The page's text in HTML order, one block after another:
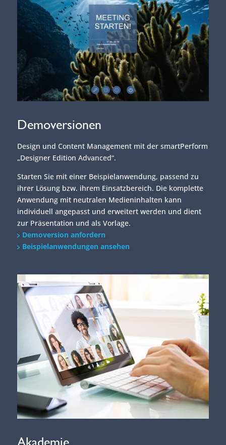
Demoversionen
Design und Content Management mit der smartPerform
„Designer Edition Advanced“.
Starten Sie mit einer Beispielanwendung, passend zu
ihrer Lösung bzw. ihrem Einsatzbereich. Die komplette
Anwendung mit neutralen Medieninhalten kann
individuell angepasst und erweitert werden und dient
zur Präsentation und als Vorlage.
Demoversion anfordern
Beispielanwendungen ansehen